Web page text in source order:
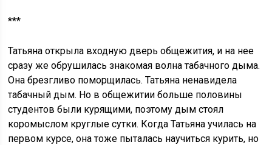
***
Татьяна открыла входную дверь общежития, и на нее
сразу же обрушилась знакомая волна табачного дыма.
Она брезгливо поморщилась. Татьяна ненавидела
табачный дым. Но в общежитии больше половины
студентов были курящими, поэтому дым стоял
коромыслом круглые сутки. Когда Татьяна училась на
первом курсе, она тоже пыталась научиться курить, но